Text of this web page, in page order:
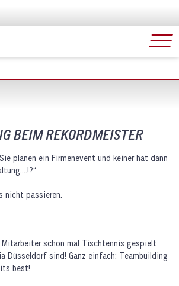
BEIM REKORDMEISTER
planen ein Firmenevent und keiner hat dann
nicht passieren.
Mitarbeiter schon mal Tischtennis gespielt
Düsseldorf sind! Ganz einfach: Teambuilding
best!